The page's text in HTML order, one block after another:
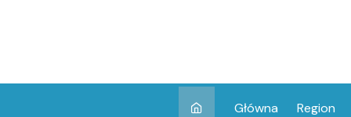
Główna Region